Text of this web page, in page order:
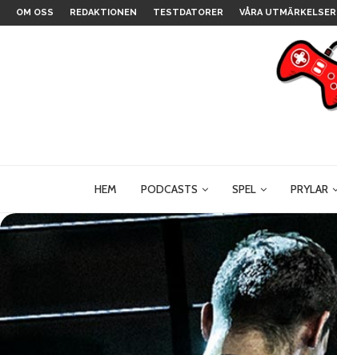
OM OSS REDAKTIONEN TESTDATORER VÅRA UTMÄRKELSER
HEM PODCASTS SPEL PRYLAR